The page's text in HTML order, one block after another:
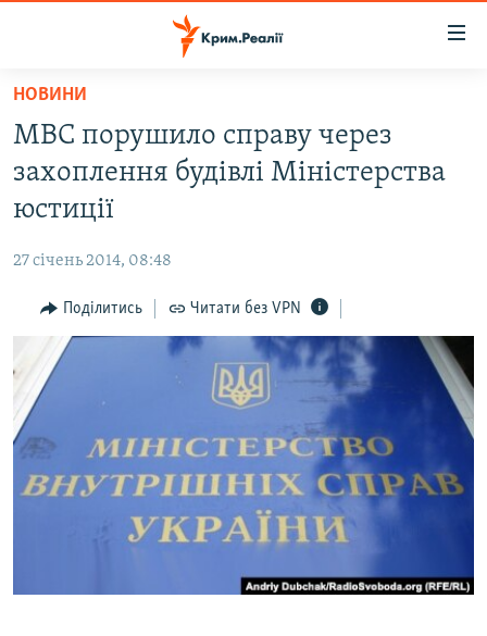
Перейти
основного
матеріалу
до
основної
Перейти
пошуку
ВОДА.КРИМ
ВІДЕО ТА ФОТО
БЛОГИ
ПОГЛЯД
ІНТЕРВ'Ю
ВСЕ ЗА ДЕНЬ
СПЕЦПРОЕКТИ
СВІДЧЕННЯ ОКУПАЦІЇ
ЯК ОБІЙТИ БЛОКУВАННЯ
НОВИНИ
МВС порушило справу через
захоплення будівлі Міністерства
юстиції
27 січень 2014, 08:48
Поділитись Читати без VPN